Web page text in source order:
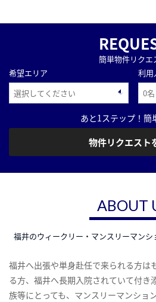
簡単物件リクエ
希望エリア
利用
あと1ステップ！簡
物件リクエスト
ABOUT
福井のウィークリー・マンスリーマンシ
福井へ出張や単身赴任で来られる方は
る方、福井へ長期入院されていて付き
族等にとっても、マンスリーマンショ